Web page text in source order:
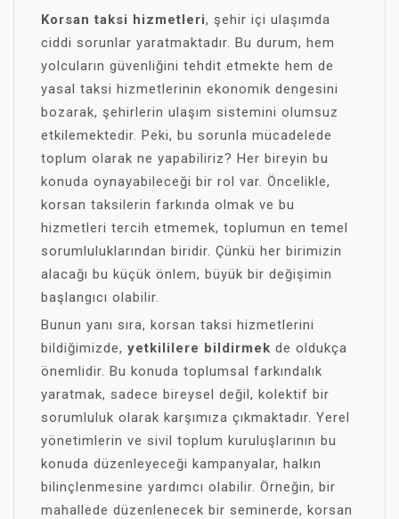
Korsan taksi hizmetleri, şehir içi ulaşımda
ciddi sorunlar yaratmaktadır. Bu durum, hem
yolcuların güvenliğini tehdit etmekte hem de
yasal taksi hizmetlerinin ekonomik dengesini
bozarak, şehirlerin ulaşım sistemini olumsuz
etkilemektedir. Peki, bu sorunla mücadelede
toplum olarak ne yapabiliriz? Her bireyin bu
konuda oynayabileceği bir rol var. Öncelikle,
korsan taksilerin farkında olmak ve bu
hizmetleri tercih etmemek, toplumun en temel
sorumluluklarından biridir. Çünkü her birimizin
alacağı bu küçük önlem, büyük bir değişimin
başlangıcı olabilir.
Bunun yanı sıra, korsan taksi hizmetlerini
bildiğimizde, yetkililere bildirmek de oldukça
önemlidir. Bu konuda toplumsal farkındalık
yaratmak, sadece bireysel değil, kolektif bir
sorumluluk olarak karşımıza çıkmaktadır. Yerel
yönetimlerin ve sivil toplum kuruluşlarının bu
konuda düzenleyeceği kampanyalar, halkın
bilinçlenmesine yardımcı olabilir. Örneğin, bir
mahallede düzenlenecek bir seminerde, korsan